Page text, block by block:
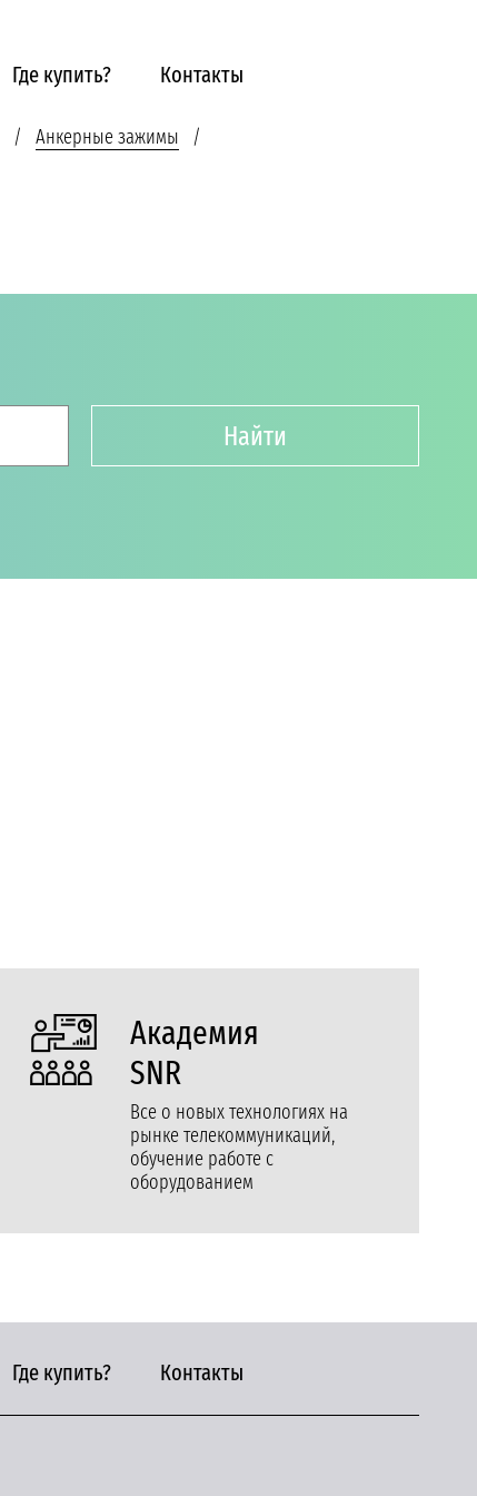
Где купить? Контакты
Анкерные зажимы
Найти
Академия
SNR
Все о новых технологиях на
рынке телекоммуникаций,
обучение работе с
оборудованием
Где купить? Контакты